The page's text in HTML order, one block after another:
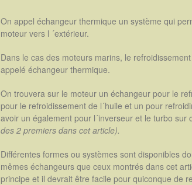
On appel échangeur thermique un système qui
moteur vers l ´extérieur.
Dans le cas des moteurs marins, le
appelé échangeur thermique.
On trouvera sur le moteur un échangeur pour le
pour le refroidissement de l´huile et un pour
avoir un également pour l´inverseur et le turbo sur
des 2 premiers dans cet article).
Différentes formes ou systèmes sont disponibles
mêmes échangeurs que ceux montrés dans cet
principe et il devrait être facile pour quiconque de